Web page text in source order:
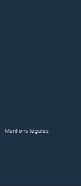
Mentions légales